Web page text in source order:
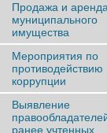
Продажа и аренда
муниципального
имущества
Мероприятия по
противодействию
коррупции
Выявление
ранее учтенныx